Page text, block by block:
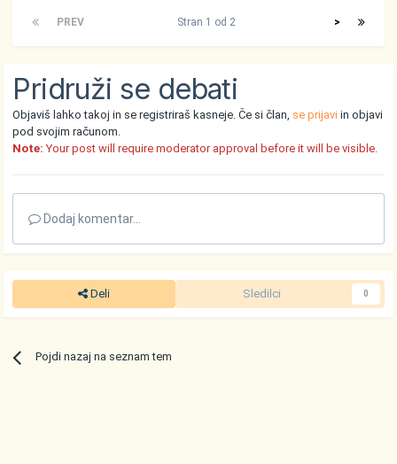
PREV >
Stran 1 od 2
Pridruži se debati
Objaviš lahko takoj in se registriraš kasneje. Če si član, se prijavi in objavi
pod svojim računom.
Note: Your post will require moderator approval before it will be visible.
Dodaj komentar...
Deli Sledilci 0
Pojdi nazaj na seznam tem